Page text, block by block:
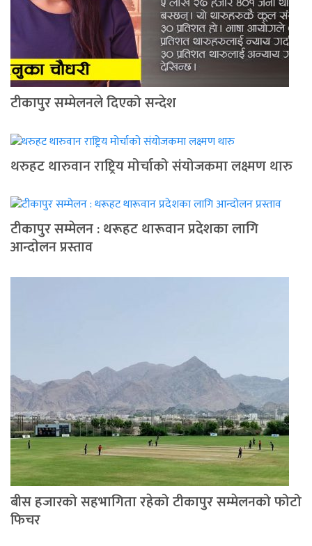
टीकापुर सम्मेलनले दिएको सन्देश
थरुहट थारुवान राष्ट्रिय मोर्चाको संयोजकमा लक्ष्मण थारु
टीकापुर सम्मेलन : थरूहट थारूवान प्रदेशका लागि
आन्दाेलन प्रस्ताव
बीस हजारको सहभागिता रहेको टीकापुर सम्मेलनको फोटो
फिचर